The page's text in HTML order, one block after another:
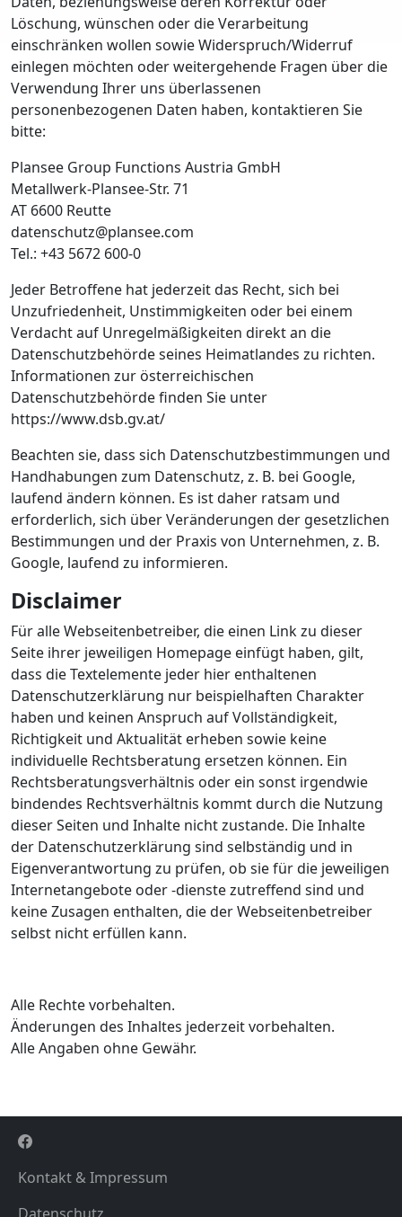
Löschung, wünschen oder die Verarbeitung
einschränken wollen sowie Widerspruch/Widerruf
einlegen möchten oder weitergehende Fragen über die
Verwendung Ihrer uns überlassenen
personenbezogenen Daten haben, kontaktieren Sie
bitte:
Plansee Group Functions Austria GmbH
Metallwerk-Plansee-Str. 71
AT 6600 Reutte
datenschutz@plansee.com
Tel.: +43 5672 600-0
Jeder Betroffene hat jederzeit das Recht, sich bei
Unzufriedenheit, Unstimmigkeiten oder bei einem
Verdacht auf Unregelmäßigkeiten direkt an die
Datenschutzbehörde seines Heimatlandes zu richten.
Informationen zur österreichischen
Datenschutzbehörde finden Sie unter
https://www.dsb.gv.at/
Beachten sie, dass sich Datenschutzbestimmungen und
Handhabungen zum Datenschutz, z. B. bei Google,
laufend ändern können. Es ist daher ratsam und
erforderlich, sich über Veränderungen der gesetzlichen
Bestimmungen und der Praxis von Unternehmen, z. B.
Google, laufend zu informieren.
Disclaimer
Für alle Webseitenbetreiber, die einen Link zu dieser
Seite ihrer jeweiligen Homepage einfügt haben, gilt,
dass die Textelemente jeder hier enthaltenen
Datenschutzerklärung nur beispielhaften Charakter
haben und keinen Anspruch auf Vollständigkeit,
Richtigkeit und Aktualität erheben sowie keine
individuelle Rechtsberatung ersetzen können. Ein
Rechtsberatungsverhältnis oder ein sonst irgendwie
bindendes Rechtsverhältnis kommt durch die Nutzung
dieser Seiten und Inhalte nicht zustande. Die Inhalte
der Datenschutzerklärung sind selbständig und in
Eigenverantwortung zu prüfen, ob sie für die jeweiligen
Internetangebote oder -dienste zutreffend sind und
keine Zusagen enthalten, die der Webseitenbetreiber
selbst nicht erfüllen kann.
Alle Rechte vorbehalten.
Änderungen des Inhaltes jederzeit vorbehalten.
Alle Angaben ohne Gewähr.
Kontakt & Impressum